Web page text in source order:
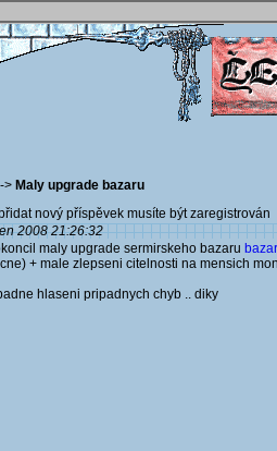
> Maly upgrade bazaru
nový příspěvek musíte být
2008 21:26:32
maly upgrade sermirskeho bazaru
+ male zlepseni citelnosti na mensich
hlaseni pripadnych chyb .. diky